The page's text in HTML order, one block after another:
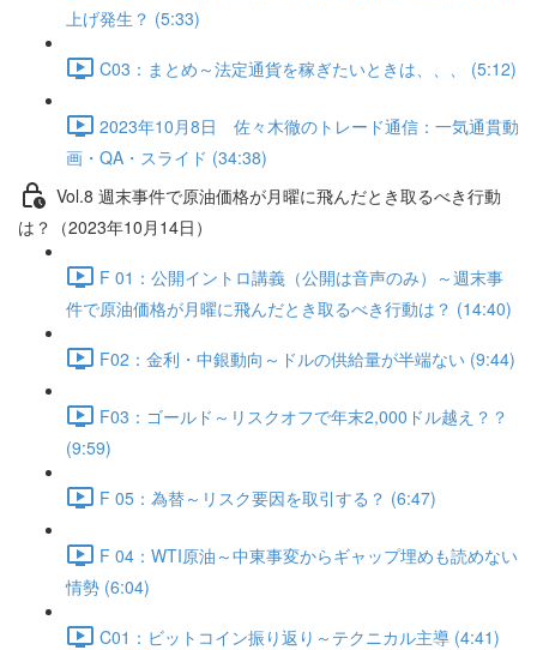
上げ発生？ (5:33)
C03：まとめ～法定通貨を稼ぎたいときは、、、 (5:12)
2023年10月8日 佐々木徹のトレード通信：一気通貫動
画・QA・スライド (34:38)
Vol.8 週末事件で原油価格が月曜に飛んだとき取るべき行動
は？（2023年10月14日）
F 01：公開イントロ講義（公開は音声のみ）～週末事
件で原油価格が月曜に飛んだとき取るべき行動は？ (14:40)
F02：金利・中銀動向～ドルの供給量が半端ない (9:44)
F03：ゴールド～リスクオフで年末2,000ドル越え？？
(9:59)
F 05：為替～リスク要因を取引する？ (6:47)
F 04：WTI原油～中東事変からギャップ埋めも読めない
情勢 (6:04)
C01：ビットコイン振り返り～テクニカル主導 (4:41)